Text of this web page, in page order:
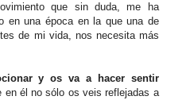
que sin duda, me ha
en una época en la que una de
de mi vida, nos necesita más
y os va a hacer sentir
en él no sólo os veis reflejadas a